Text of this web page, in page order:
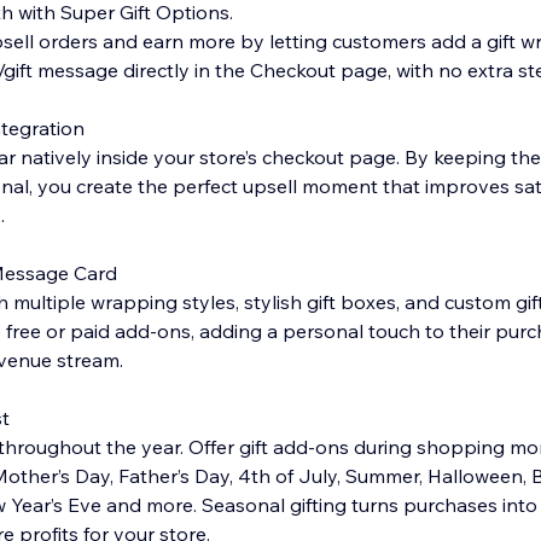
with Super Gift Options.
orders and earn more by letting customers add a gift
message directly in the Checkout page, with no extra
natively inside your store’s checkout page. By keeping
you create the perfect upsell moment that improves
Card
multiple wrapping styles, stylish gift boxes, and custom
or paid add-ons, adding a personal touch to their
stream.
the year. Offer gift add-ons during shopping
Day, Father’s Day, 4th of July, Summer, Halloween,
Year’s Eve and more. Seasonal gifting turns purchases
profits for your store.